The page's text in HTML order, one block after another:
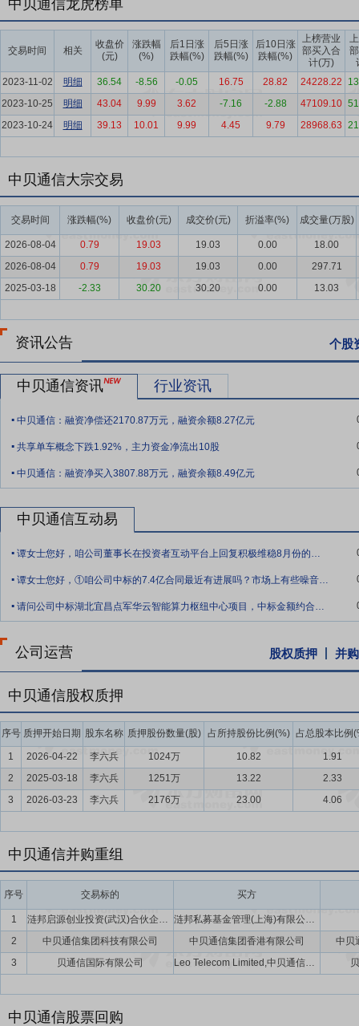
方案。智慧城市项目涵盖专用通信网络、计算机网络、视频监控、智
设，拓展布局智慧出行业务。公司积极布局新能源业务。公司主要从
业用户提供储能系统。公司子公司中贝光电开展光电子器件产品制造
要点6：通信业
2025年，中国通信业在复杂经济环境中展现出强劲
据、移动物联网、数据中心等新兴业务收入达4508亿元，同比增长
的15.2%提升至2025年的25.7%，五年提升10.5个百分点，成为行业
进，各类智能体深度融入生产生活，成为经济增长的新引擎。AI
94.4EFLOPS，同比增长87.6%。
要点9：动力电池行业
2025年是中国商用车市场走出调整期的关键
中国动力电池行业量质齐升，装车量达769.7GWh，同比增长40.4%
要点10：丰富的行业经验和专业能力
公司经过三十多年的发展，对
公司拥有通信网络、信息与智能化、机电和计算机网络、智算算力集
栈式服务能力，打造了一支能够在复杂环境条件下为客户高质高效提
和服务。
要点11：面向全国及海外的业务布局和驻地服务能力
公司已在全国
务，根据业务区域与项目专业在当地配备专业技术团队，提升了公司
商以及人工智能、6G、卫星互联网等产业链头部厂家建立了长期稳
业发展方向、获取前沿技术和新业务拓展给予了有力的支撑。
要点13：全生命周期项目管理体系优势
公司在不断研究行业内外不
点过程控制为核心的全生命周期项目管理体系，对项目预算管理、实
要点14：研发与技术优势
心、智慧城市和智慧能源等提供解决方案。积极引进与提高各类技术
中贝通信龙虎榜单
交易时间 相关
收盘价
(元)
涨跌幅
(%)
后1日涨
跌幅(%)
后5日涨
跌幅(%)
后10日涨
跌幅(%)
上榜营业
部买入合
计(万)
2023-11-02
明细 36.54 -8.56 -0.05 16.75 28.82 24228.22
2023-10-25
明细 43.04 9.99 3.62 -7.16 -2.88 47109.10
2023-10-24
明细 39.13 10.01 9.99 4.45 9.79 28968.63
中贝通信大宗交易
交易时间 涨跌幅(%) 收盘价(元) 成交价(元) 折溢率(%) 成交量(万股)
2026-08-04 0.79 19.03 19.03 0.00
18.00
2026-08-04
0.79 19.03 19.03 0.00
297.71
2025-03-18
-2.33 30.20 30.20 0.00 13.03
资讯公告 个股
中贝通信资讯 行业资讯
. 中贝通信：融资净偿还2170.87万元，融资余额8.27亿元
. 共享单车概念下跌1.92%，主力资金净流出10股
. 中贝通信：融资净买入3807.88万元，融资余额8.49亿元
中贝通信互动易
. 谭女士您好，咱公司董事长在投资者互动平台上回复积极维稳8月份的解禁，我们要积极采
. 谭女士您好，①咱公司中标的7.4亿合同最近有进展吗？市场上有些噪音希望贵公司积极
. 请问公司中标湖北宜昌点军华云智能算力枢纽中心项目，中标金额约合人民币7.4亿元。
公司运营 股权质押 并
中贝通信股权质押
序号 质押开始日期 股东名称 质押股份数量(股) 占所持股份比例(%) 占总股本比例
1 2026-04-22 李六兵 1024万 10.82
1.91
2
2025-03-18 李六兵 1251万 13.22
2.33
3
2026-03-23 李六兵 2176万 23.00 4.06
中贝通信并购重组
序号 交易标的 买方
1 涟邦启源创业投资(武汉)合伙企业(有限合伙)(暂定名)
涟邦私募基金管理(上海)有限公司,中贝通信集团股份有限公司,弈策管理咨询(海南)有限公司
2
中贝通信集团科技有限公司 中贝通信集团香港有限公司
中贝
3
贝通信国际有限公司 Leo Telecom Limited,中贝通信集团科技有限公司
中贝通信股票回购